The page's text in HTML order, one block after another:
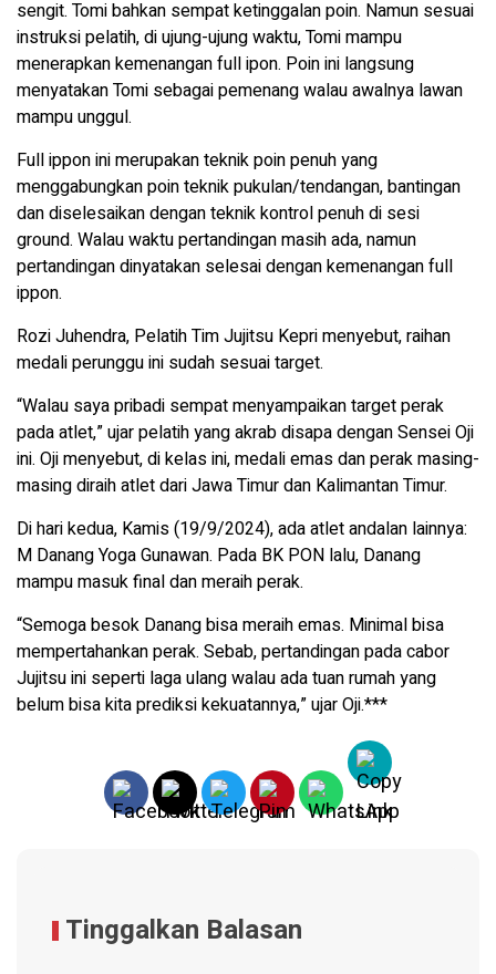
sengit. Tomi bahkan sempat ketinggalan poin. Namun sesuai
instruksi pelatih, di ujung-ujung waktu, Tomi mampu
menerapkan kemenangan full ipon. Poin ini langsung
menyatakan Tomi sebagai pemenang walau awalnya lawan
mampu unggul.
Full ippon ini merupakan teknik poin penuh yang
menggabungkan poin teknik pukulan/tendangan, bantingan
dan diselesaikan dengan teknik kontrol penuh di sesi
ground. Walau waktu pertandingan masih ada, namun
pertandingan dinyatakan selesai dengan kemenangan full
ippon.
Rozi Juhendra, Pelatih Tim Jujitsu Kepri menyebut, raihan
medali perunggu ini sudah sesuai target.
“Walau saya pribadi sempat menyampaikan target perak
pada atlet,” ujar pelatih yang akrab disapa dengan Sensei Oji
ini. Oji menyebut, di kelas ini, medali emas dan perak masing-
masing diraih atlet dari Jawa Timur dan Kalimantan Timur.
Di hari kedua, Kamis (19/9/2024), ada atlet andalan lainnya:
M Danang Yoga Gunawan. Pada BK PON lalu, Danang
mampu masuk final dan meraih perak.
“Semoga besok Danang bisa meraih emas. Minimal bisa
mempertahankan perak. Sebab, pertandingan pada cabor
Jujitsu ini seperti laga ulang walau ada tuan rumah yang
belum bisa kita prediksi kekuatannya,” ujar Oji.***
Tinggalkan Balasan